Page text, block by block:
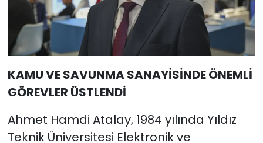
KAMU VE SAVUNMA SANAYİSİNDE ÖNEMLİ
GÖREVLER ÜSTLENDİ
Ahmet Hamdi Atalay, 1984 yılında Yıldız
Teknik Üniversitesi Elektronik ve